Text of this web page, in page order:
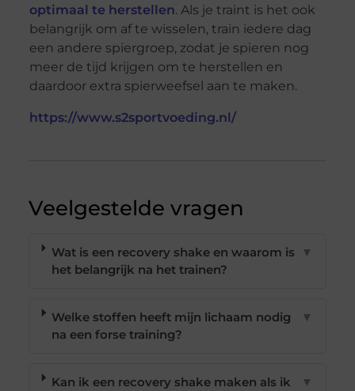
optimaal te herstellen. Als je traint is het ook
belangrijk om af te wisselen, train iedere dag
een andere spiergroep, zodat je spieren nog
meer de tijd krijgen om te herstellen en
daardoor extra spierweefsel aan te maken.
https://www.s2sportvoeding.nl/
Veelgestelde vragen
Wat is een recovery shake en waarom is
het belangrijk na het trainen?
▼
Welke stoffen heeft mijn lichaam nodig
na een forse training?
▼
Kan ik een recovery shake maken als ik
▼